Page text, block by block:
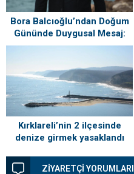
Bora Balcıoğlu’ndan Doğum
Gününde Duygusal Mesaj:
“Silivri’mi Çok Özlüyorum”
Kırklareli’nin 2 ilçesinde
denize girmek yasaklandı
ZİYARETÇİ YORUMLARI